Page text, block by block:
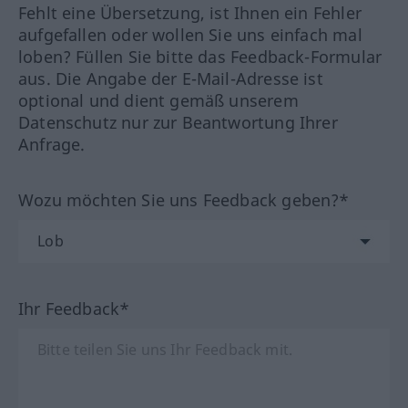
Fehlt eine Übersetzung, ist Ihnen ein Fehler
aufgefallen oder wollen Sie uns einfach mal
loben? Füllen Sie bitte das Feedback-Formular
aus. Die Angabe der E-Mail-Adresse ist
optional und dient gemäß unserem
Datenschutz nur zur Beantwortung Ihrer
Anfrage.
Wozu möchten Sie uns Feedback geben?*
Ihr Feedback*